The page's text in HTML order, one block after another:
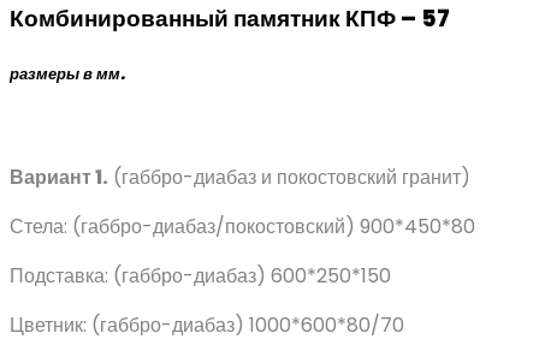
Комбинированный памятник КПФ – 57
размерыв мм.
Вариант 1. (габбро-диабаз и покостовский гранит)
Стела: (габбро-диабаз/покостовский) 900*450*80
Подставка: (габбро-диабаз) 600*250*150
Цветник: (габбро-диабаз) 1000*600*80/70